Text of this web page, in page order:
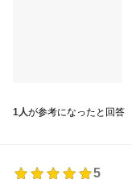
1人が参考になったと回答
5